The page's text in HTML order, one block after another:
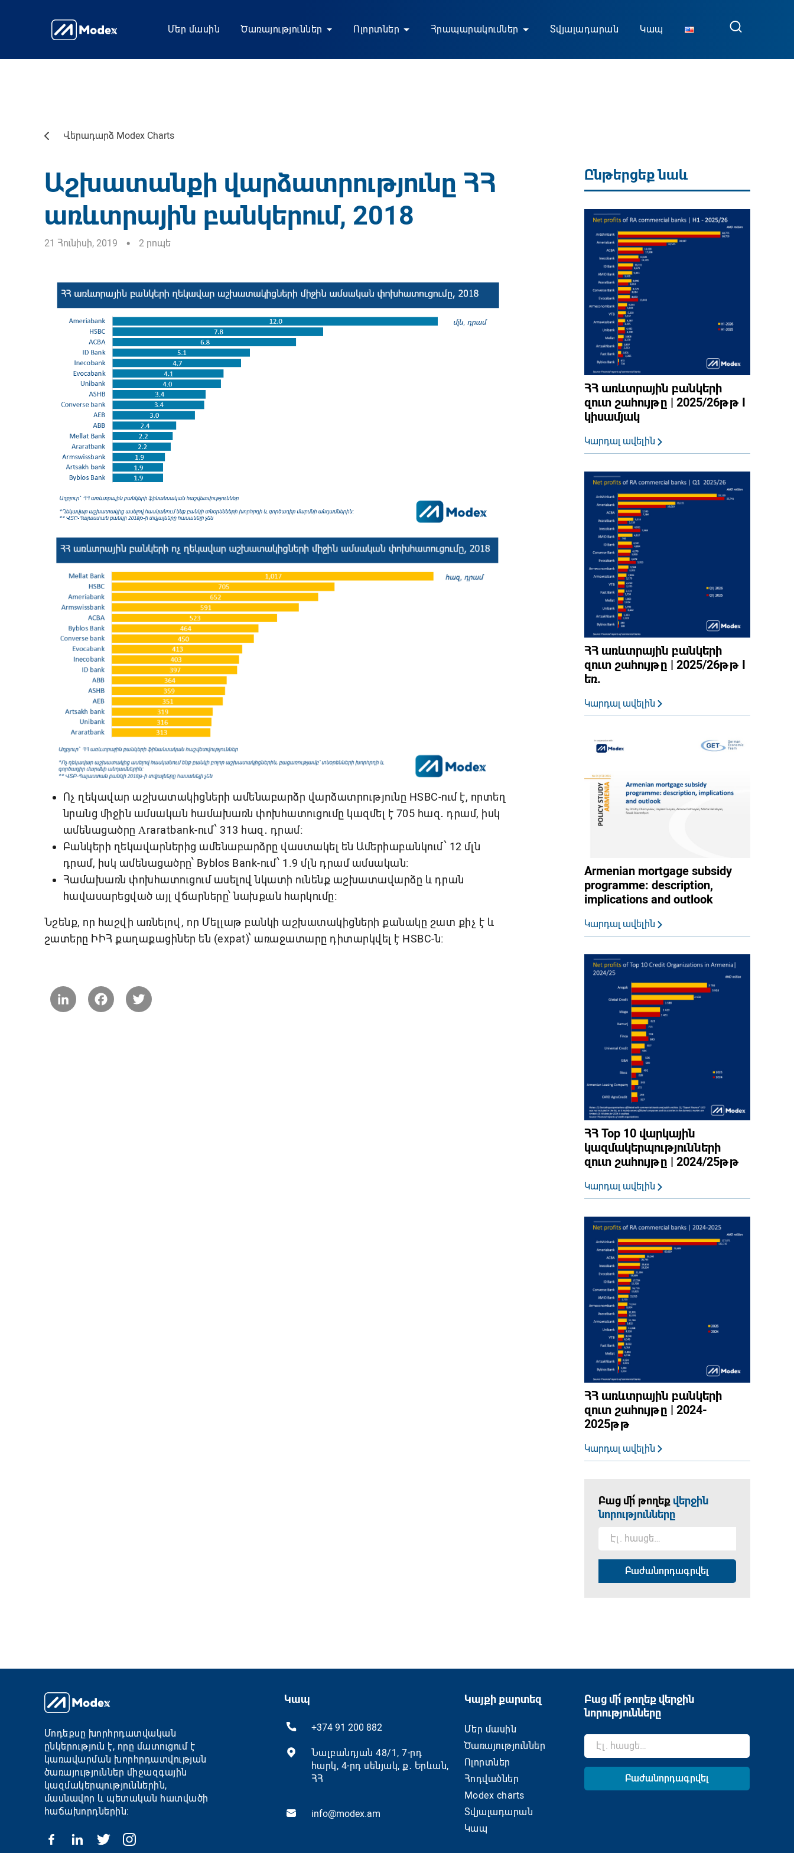
Մեր մասին Ծառայություններ Ոլորտներ Հրապարակումներ Տվյալադարան Կապ
Վերադարձ Modex Charts
Աշխատանքի վարձատրությունը ՀՀ
առևտրային բանկերում, 2018
21 Հունիսի, 2019 2 րոպե
Ոչ ղեկավար աշխատակիցների ամենաբարձր վարձատրությունը HSBC-ում է, որտեղ
նրանց միջին ամսական համախառն փոխհատուցումը կազմել է 705 հազ․ դրամ, իսկ
ամենացածրը Аraratbank-ում՝ 313 հազ․ դրամ։
Բանկերի ղեկավարներից ամենաբարձրը վաստակել են Ամերիաբանկում՝ 12 մլն
դրամ, իսկ ամենացածրը՝ Byblos Bank-ում՝ 1.9 մլն դրամ ամսական։
Համախառն փոխհատուցում ասելով նկատի ունենք աշխատավարձը և դրան
հավասարեցված այլ վճարները՝ նախքան հարկումը։
Նշենք, որ հաշվի առնելով, որ Մելլաթ բանկի աշխատակիցների քանակը շատ քիչ է և
շատերը ԻԻՀ քաղաքացիներ են (expat)՝ առաջատարը դիտարկվել է HSBC-ն։
LinkedIn Facebook
Ընթերցեք նաև
ՀՀ առևտրային բանկերի
զուտ շահույթը | 2025/26թթ I
կիսամյակ
Կարդալ ավելին
ՀՀ առևտրային բանկերի
զուտ շահույթը | 2025/26թթ I
եռ.
Կարդալ ավելին
Armenian mortgage subsidy
programme: description,
implications and outlook
Կարդալ ավելին
ՀՀ Top 10 վարկային
կազմակերպությունների
զուտ շահույթը | 2024/25թթ
Կարդալ ավելին
ՀՀ առևտրային բանկերի
զուտ շահույթը | 2024-
2025թթ
Կարդալ ավելին
Բաց մի՛ թողեք վերջին
նորությունները
Մոդեքսը խորհրդատվական
ընկերություն է, որը մատուցում է
կառավարման խորհրդատվության
ծառայություններ միջազգային
կազմակերպություններին,
մասնավոր և պետական հատվածի
հաճախորդներին։
Կապ
+374 91 200 882
Նալբանդյան 48/1, 7-րդ
հարկ, 4-րդ սենյակ, ք․ Երևան,
ՀՀ
info@modex.am
Կայքի քարտեզ
Մեր մասին
Ծառայություններ
Ոլորտներ
Հոդվածներ
Modex charts
Տվյալադարան
Կապ
Բաց մի՛ թողեք վերջին
նորությունները